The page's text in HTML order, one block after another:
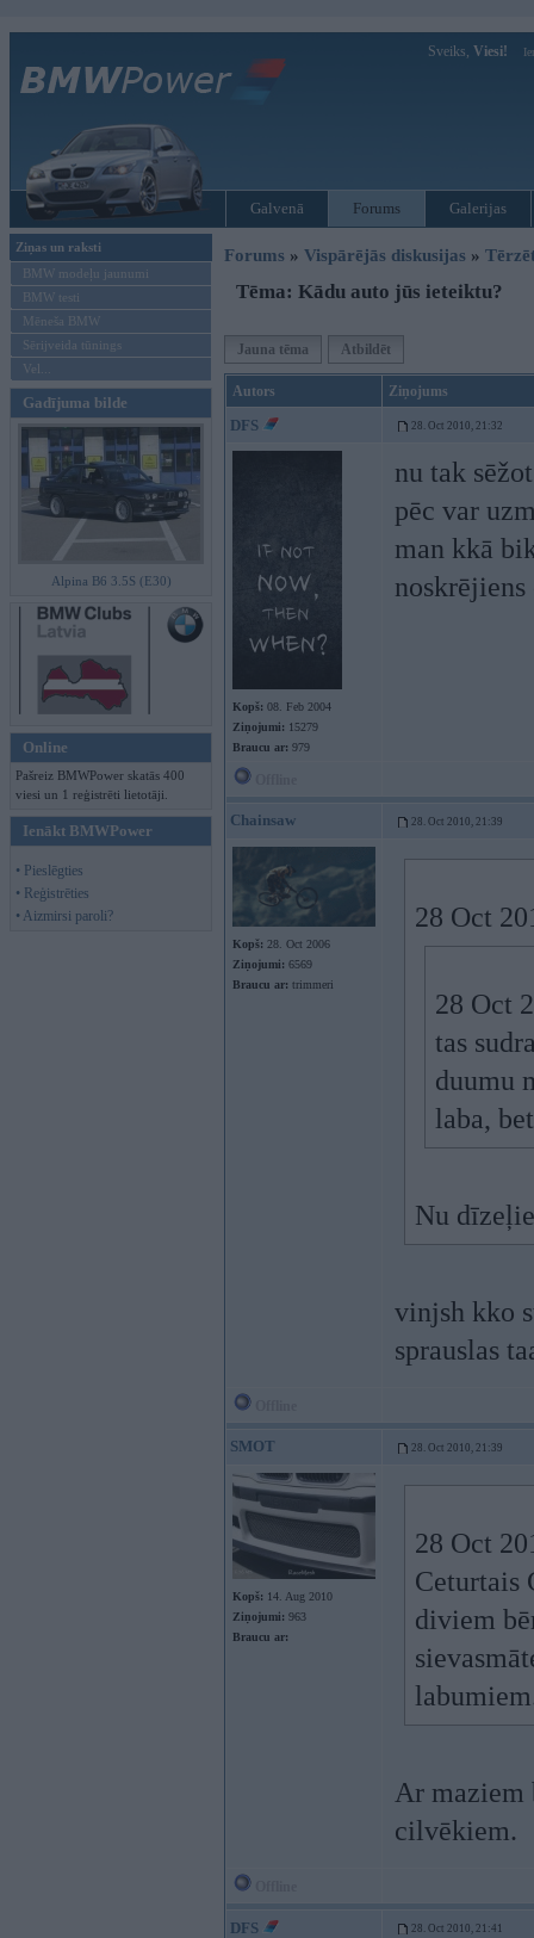
Sveiks, Viesi!
Galvenā Forums Galerijas
Ziņas un raksti
BMW modeļu jaunumi
BMW testi
Mēneša BMW
Sērijveida tūnings
Vel...
Gadījuma bilde
Alpina B6 3.5S (E30)
Online
Pašreiz BMWPower skatās 400
viesi un 1 reģistrēti lietotāji.
Ienākt BMWPower
• Pieslēgties
• Reģistrēties
• Aizmirsi paroli?
Forums » Vispārējās diskusijas »
Tēma: Kādu auto jūs ieteiktu?
Jauna tēma Atbildēt
Autors Ziņojums
DFS 28. Oct 2010, 21:32
Kopš: 08. Feb 2004
Ziņojumi: 15279
Braucu ar: 979
nu tak
pēc var
man kkā
Chainsaw 28. Oct 2010, 21:39
Kopš: 28. Oct 2006
Ziņojumi: 6569
Braucu ar: trimmeri
28 Oct
28 Oct
tas
duumu
laba,
Nu
vinjsh kko
sprauslas
SMOT 28. Oct 2010, 21:39
Kopš: 14. Aug 2010
Ziņojumi: 963
Braucu ar:
28 Oct
Ceturtais
diviem
Ar maziem
cilvēkiem.
DFS 28. Oct 2010, 21:41